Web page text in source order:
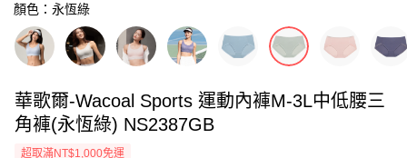
顏色：永恆綠
華歌爾-Wacoal Sports 運動內褲M-3L中低腰三
角褲(永恆綠) NS2387GB
超取滿NT$1,000免運